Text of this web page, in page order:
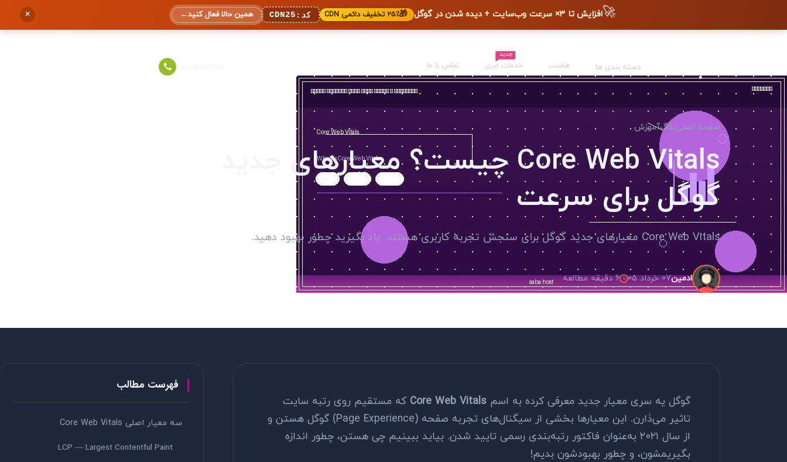
🚀افزایش تا ۳× سرعت وب‌سایت + دیده شدن در گوگل 🎁۲۵٪ تخفیف دائمی CDN کد: CDN25 همین حالا فعال کنید←
×
دسته بندی ها هاست
جدید
خدمات ابری تماس با ما
صفحه اصلیبلاگآموزش
Core Web Vitals چیست؟ معیارهای جدید
گوگل برای سرعت
Core Web Vitals معیارهای جدید گوگل برای سنجش تجربه کاربری هستند. یاد بگیرید چطور بهبود دهید.
ادمین07 خرداد 05 6 دقیقه مطالعه
گوگل یه سری معیار جدید معرفی کرده به اسم Core Web Vitals که مستقیم روی رتبه سایت
تاثیر می‌ذارن. این معیارها بخشی از سیگنال‌های تجربه صفحه (Page Experience) گوگل هستن و
از سال ۲۰۲۱ به‌عنوان فاکتور رتبه‌بندی رسمی تایید شدن. بیاید ببینیم چی هستن، چطور اندازه
بگیریمشون، و چطور بهبودشون بدیم!
فهرست مطالب
سه معیار اصلی Core Web Vitals
LCP — Largest Contentful Paint